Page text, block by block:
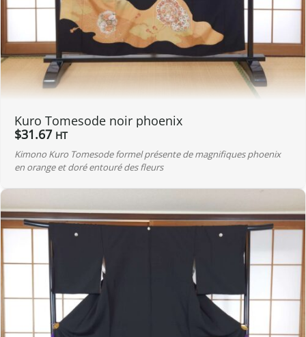
Kuro Tomesode noir phoenix
$31.67 HT
Kimono Kuro Tomesode formel présente de magnifiques phoenix
en orange et doré entouré des fleurs